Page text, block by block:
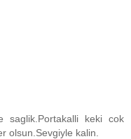
saglik.Portakalli keki cok
olsun.Sevgiyle kalin.